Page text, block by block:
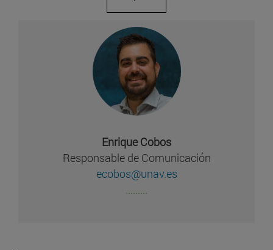
Enrique Cobos
Responsable de Comunicación
ecobos@unav.es
.........